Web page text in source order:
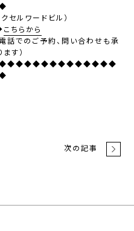
セルワードビル）
こちらから
でのご予約、問い合わせも承
す）
次の記事